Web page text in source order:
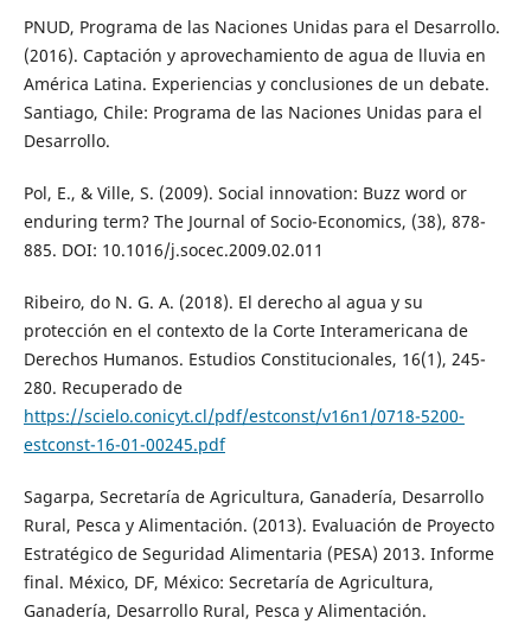
PNUD, Programa de las Naciones Unidas para el Desarrollo.
(2016). Captación y aprovechamiento de agua de lluvia en
América Latina. Experiencias y conclusiones de un debate.
Santiago, Chile: Programa de las Naciones Unidas para el
Desarrollo.
Pol, E., & Ville, S. (2009). Social innovation: Buzz word or
enduring term? The Journal of Socio-Economics, (38), 878-
885. DOI: 10.1016/j.socec.2009.02.011
Ribeiro, do N. G. A. (2018). El derecho al agua y su
protección en el contexto de la Corte Interamericana de
Derechos Humanos. Estudios Constitucionales, 16(1), 245-
280. Recuperado de
https://scielo.conicyt.cl/pdf/estconst/v16n1/0718-5200-
estconst-16-01-00245.pdf
Sagarpa, Secretaría de Agricultura, Ganadería, Desarrollo
Rural, Pesca y Alimentación. (2013). Evaluación de Proyecto
Estratégico de Seguridad Alimentaria (PESA) 2013. Informe
final. México, DF, México: Secretaría de Agricultura,
Ganadería, Desarrollo Rural, Pesca y Alimentación.